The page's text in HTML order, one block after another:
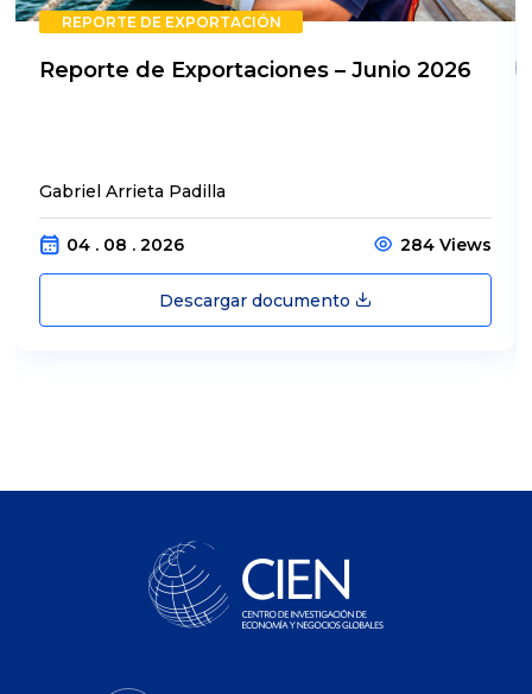
REPORTE DE EXPORTACIÓN
Reporte de Exportaciones – Junio 2026
Gabriel Arrieta Padilla
04 . 08 . 2026 284 Views
Descargar documento